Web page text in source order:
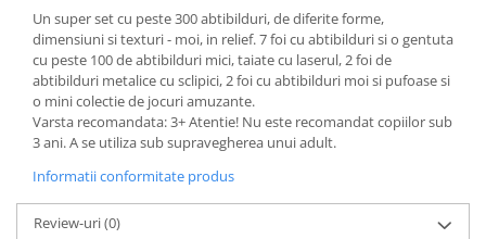
Un super set cu peste 300 abtibilduri, de diferite forme,
dimensiuni si texturi - moi, in relief. 7 foi cu abtibilduri si o gentuta
cu peste 100 de abtibilduri mici, taiate cu laserul, 2 foi de
abtibilduri metalice cu sclipici, 2 foi cu abtibilduri moi si pufoase si
o mini colectie de jocuri amuzante.
Varsta recomandata: 3+ Atentie! Nu este recomandat copiilor sub
3 ani. A se utiliza sub supravegherea unui adult.
Informatii conformitate produs
Review-uri(0)